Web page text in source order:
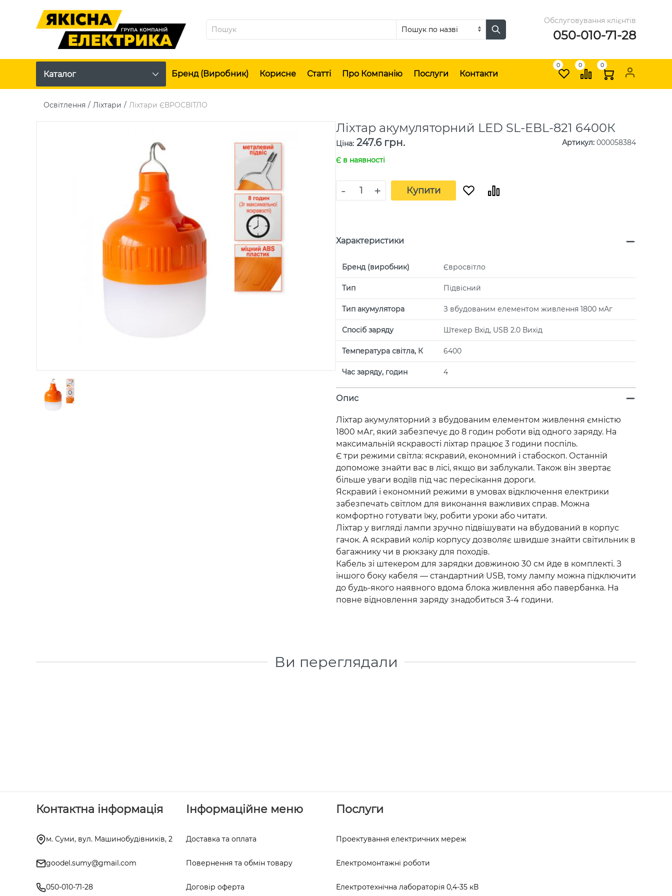
Обслуговування клієнтів
050-010-71-28
Каталог Бренд (виробник) Корисне Статті Про Компанію Послуги Контакти
0 0 0
Освітлення Ліхтари Ліхтари ЄВРОСВІТЛО
Ліхтар акумуляторний LED SL-EBL-821 6400К
Ціна: 247.6 грн. Артикул: 000058384
Є в наявності
- + Купити
Характеристики
Бренд (виробник) Євросвітло
Тип Підвісний
Тип акумулятора З вбудованим елементом живлення 1800 мАг
Спосіб заряду Штекер Вхід, USB 2.0 Вихід
Температура світла, К 6400
Час заряду, годин 4
Опис
Ліхтар акумуляторний з вбудованим елементом живлення ємністю
1800 мАг, який забезпечує до 8 годин роботи від одного заряду. На
максимальній яскравості ліхтар працює 3 години поспіль.
Є три режими світла: яскравий, економний і стабоскоп. Останній
допоможе знайти вас в лісі, якщо ви заблукали. Також він звертає
більше уваги водіїв під час пересікання дороги.
Яскравий і економний режими в умовах відключення електрики
забезпечать світлом для виконання важливих справ. Можна
комфортно готувати їжу, робити уроки або читати.
Ліхтар у вигляді лампи зручно підвішувати на вбудований в корпус
гачок. А яскравий колір корпусу дозволяє швидше знайти світильник в
багажнику чи в рюкзаку для походів.
Кабель зі штекером для зарядки довжиною 30 см йде в комплекті. З
іншого боку кабеля — стандартний USB, тому лампу можна підключити
до будь-якого наявного вдома блока живлення або павербанка. На
повне відновлення заряду знадобиться 3-4 години.
Ви переглядали
Контактна інформація
м. Суми, вул. Машинобудівників, 2
goodel.sumy@gmail.com
050-010-71-28
Інформаційне меню
Доставка та оплата
Повернення та обмін товару
Договір оферта
Послуги
Проектування електричних мереж
Електромонтажні роботи
Електротехнічна лабораторія 0,4-35 кВ